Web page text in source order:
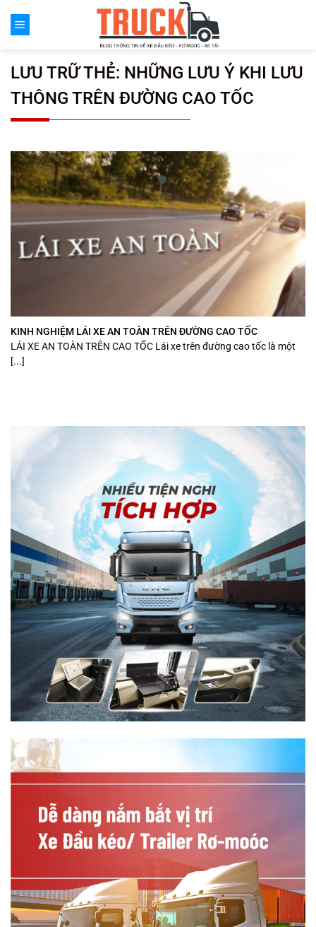
đến
LƯU TRỮ THẺ: NHỮNG LƯU Ý KHI LƯU
THÔNG TRÊN ĐƯỜNG CAO TỐC
KINH NGHIỆM LÁI XE AN TOÀN TRÊN ĐƯỜNG CAO TỐC
LÁI XE AN TOÀN TRÊN CAO TỐC Lái xe trên đường cao tốc là một
[...]